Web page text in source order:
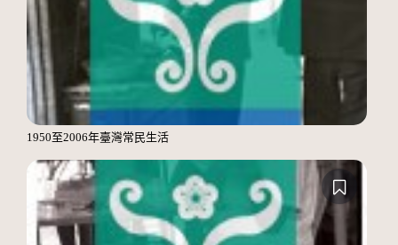
1950至2006年臺灣常民生活